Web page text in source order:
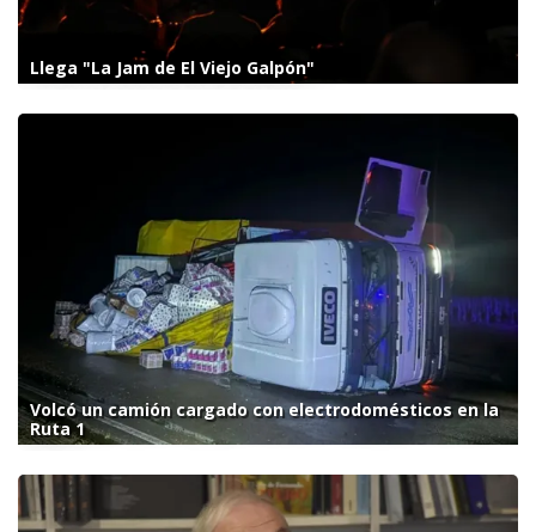
Llega "La Jam de El Viejo Galpón"
Volcó un camión cargado con electrodomésticos en la
Ruta 1